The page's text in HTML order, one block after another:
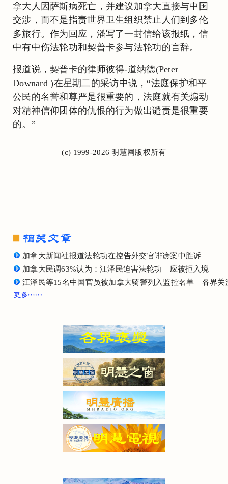
拿大人因萨斯病死亡，并建议加拿大直接与中国
交涉，而不是指责世界卫生组织禁止人们到多伦
多旅行。作为回应，潘写了一封信给该报纸，信
中有中伤法轮功和契普卡参与法轮功的言辞。
报道说，契普卡的律师彼得-道纳德(Peter
Downard )在星期二的采访中说，“法庭保护和平
公民的名誉和尊严是很重要的，法庭就有关煽动
对精神信仰团体的仇恨的行为做出谴责是很重要
的。”
(c) 1999-2026 明慧网版权所有
加拿大新闻社报道法轮功在控告外交官诽谤案中胜诉
加拿大民调63%认为：江泽民迫害法轮功 应被拒入境
江泽民等15名中国官员被加拿大骑警列入监控名单 各界关